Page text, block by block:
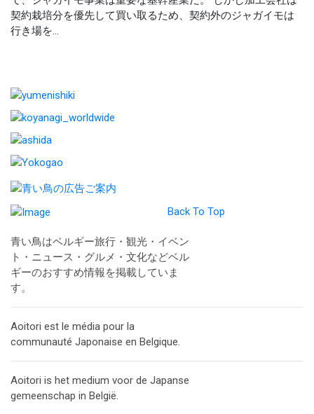
契約栽培分を優先して買い取るため、契約外のジャガイモは
行き場を...
Back To Top
青い鳥はベルギー旅行・観光・イベン
ト・ニュース・グルメ・文化などベル
ギーのおすすめ情報を掲載していま
す。
Aoitori est le média pour la
communauté Japonaise en Belgique.
Aoitori is het medium voor de Japanse
gemeenschap in België.